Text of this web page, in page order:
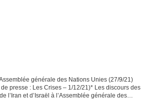
générale des Nations Unies (27/9/21)
presse : Les Crises – 1/12/21)* Les discours des
l’Iran et d’Israël à l’Assemblée générale des